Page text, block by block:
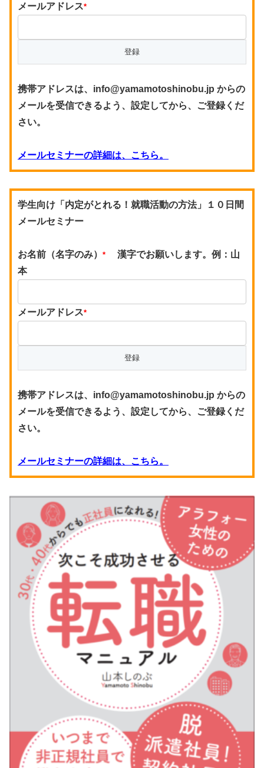
メールアドレス*
携帯アドレスは、info@yamamotoshinobu.jp からの
メールを受信できるよう、設定してから、ご登録くだ
さい。
メールセミナーの詳細は、こちら。
学生向け「内定がとれる！就職活動の方法」１０日間
メールセミナー
お名前（名字のみ） *
漢字でお願いします。例：山
本
メールアドレス*
携帯アドレスは、info@yamamotoshinobu.jp からの
メールを受信できるよう、設定してから、ご登録くだ
さい。
メールセミナーの詳細は、こちら。